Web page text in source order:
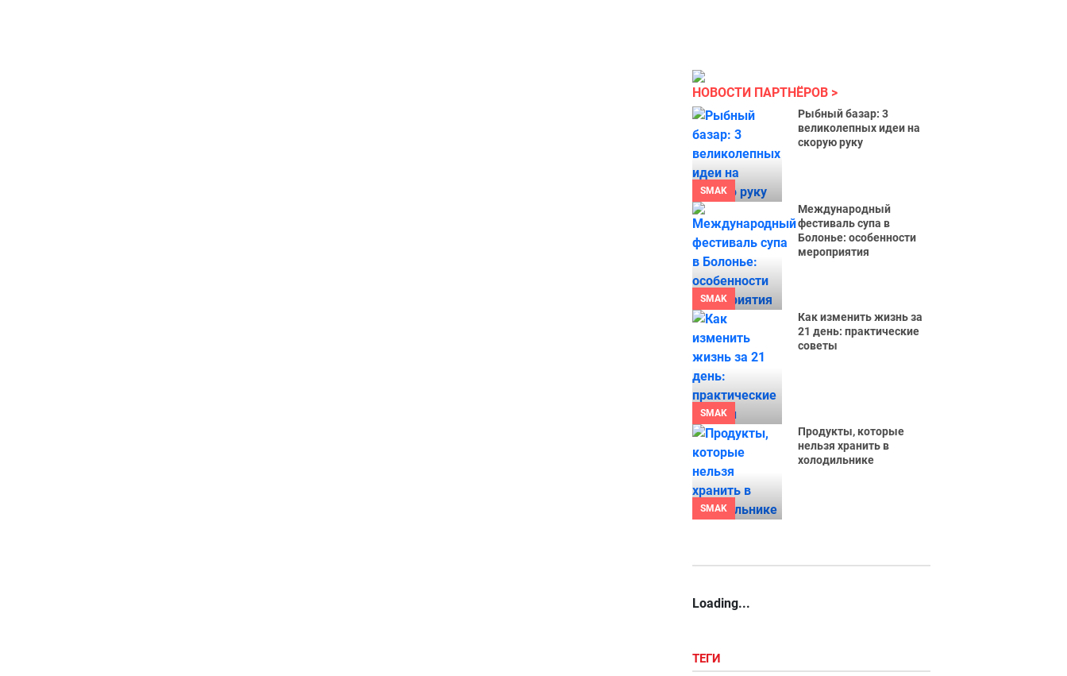
НОВОСТИ ПАРТНЁРОВ
SMAK
Рыбный базар: 3
великолепных идеи на
скорую руку
SMAK
Международный
фестиваль супа в
Болонье: особенности
мероприятия
SMAK
Как изменить жизнь за
21 день: практические
советы
SMAK
Продукты, которые
нельзя хранить в
холодильнике
Loading...
ТЕГИ